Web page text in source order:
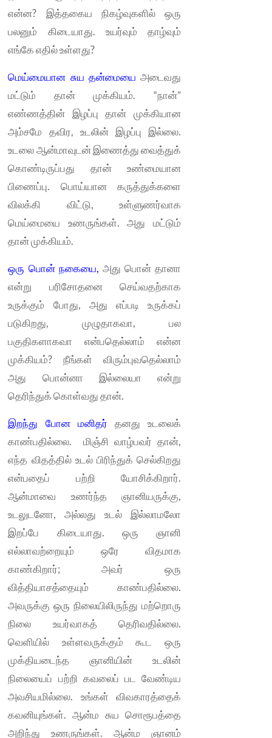
என்ன? இத்தகைய நிகழ்வுகளில் ஒரு
பலனும் கிடையாது. உயர்வும் தாழ்வும்
எங்கே எதில் உள்ளது?
மெய்மையான சுய தன்மையை அடைவது
மட்டும் தான் முக்கியம். “நான்”
எண்ணத்தின் இழப்பு தான் முக்கியான
அம்சமே தவிர, உடலின் இழப்பு இல்லை.
உடலை ஆன்மாவுடன் இணைத்து வைத்துக்
கொண்டிருப்பது தான் உண்மையான
பிணைப்பு. பொய்யான கருத்துக்களை
விலக்கி விட்டு, உள்ளுணர்வாக
மெய்மையை உணருங்கள். அது மட்டும்
தான் முக்கியம்.
ஒரு பொன் நகையை, அது பொன் தானா
என்று பரிசோதனை செய்வதற்காக
உருக்கும் போது, அது எப்படி உருக்கப்
படுகிறது, முழுதாகவா, பல
பகுதிகளாகவா என்பதெல்லாம் என்ன
முக்கியம்? நீங்கள் விரும்புவதெல்லாம்
அது பொன்னா இல்லையா என்று
தெரிந்துக் கொள்வது தான்.
இறந்து போன மனிதர் தனது உடலைக்
காண்பதில்லை. மிஞ்சி வாழ்பவர் தான்,
எந்த விதத்தில் உடல் பிரிந்துக் செல்கிறது
என்பதைப் பற்றி யோசிக்கிறார்.
ஆன்மாவை உணர்ந்த ஞானியருக்கு,
உடலுடனோ, அல்லது உடல் இல்லாமலோ
இறப்பே கிடையாது. ஒரு ஞானி
எல்லாவற்றையும் ஒரே விதமாக
காண்கிறார்; அவர் ஒரு
வித்தியாசத்தையும் காண்பதில்லை.
அவருக்கு ஒரு நிலையிலிருந்து மற்றொரு
நிலை உயர்வாகத் தெரிவதில்லை.
வெளியில் உள்ளவருக்கும் கூட ஒரு
முக்தியடைந்த ஞானியின் உடலின்
நிலையைப் பற்றி கவலைப் பட வேண்டிய
அவசியமில்லை. உங்கள் விவகாரத்தைக்
கவனியுங்கள். ஆன்ம சுய சொரூபத்தை
அறிந்து உணருங்கள். ஆன்ம ஞானம்